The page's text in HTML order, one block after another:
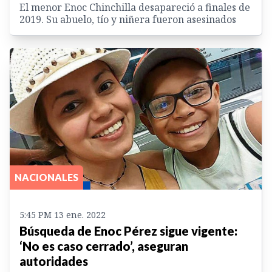
El menor Enoc Chinchilla desapareció a finales de
2019. Su abuelo, tío y niñera fueron asesinados
NACIONALES
5:45 PM 13 ene. 2022
Búsqueda de Enoc Pérez sigue vigente:
‘No es caso cerrado’, aseguran
autoridades